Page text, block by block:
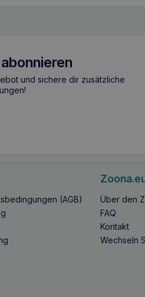
und sichere dir zusätzliche
(AGB)
Über den
FAQ
Kontakt
Wechseln